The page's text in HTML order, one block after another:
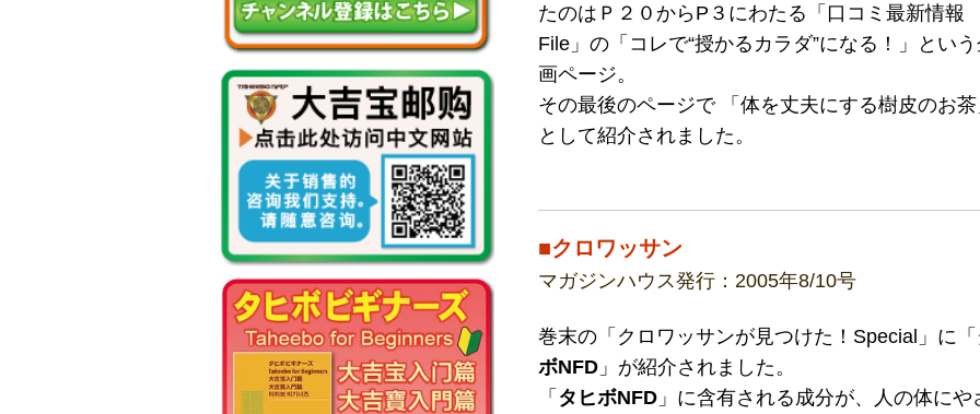
たのはＰ２０からP３にわたる「口コミ最新情報
File」の「コレで“授かるカラダ”になる！」とい
画ページ。
その最後のページで 「体を丈夫にする樹皮のお
として紹介されました。
■クロワッサン
マガジンハウス発行：2005年8/10号
巻末の「クロワッサンが見つけた！Special」に「
ボNFD 」が紹介されました。
「 タヒボNFD 」に含有される成分が、人の体にや